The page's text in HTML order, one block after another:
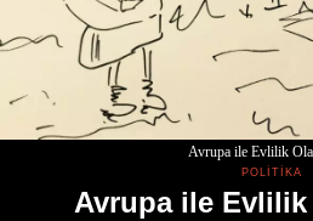
Avrupa ile Evlilik
POLITIKA
Avrupa ile Evlilik